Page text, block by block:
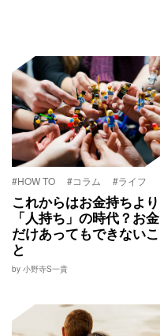
#HOW TO #コラム #ライフ
これからはお金持ちより
「人持ち」の時代？お金
だけあってもできないこ
と
by 小野寺S一貴